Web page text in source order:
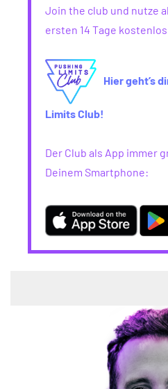
Join the club und nutze
ersten 14 Tage
Hier geht’s
Limits Club!
Der Club als App immer
Deinem Smartphone: